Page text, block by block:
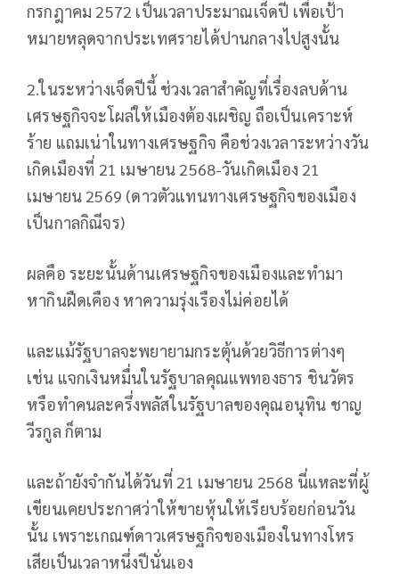
กรกฎาคม 2572 เป็นเวลาประมาณเจ็ดปี เพื่อเป้า
หมายหลุดจากประเทศรายได้ปานกลางไปสูงนั้น
2.ในระหว่างเจ็ดปีนี้ ช่วงเวลาสำคัญที่เรื่องลบด้าน
เศรษฐกิจจะโผล่ให้เมืองต้องเผชิญ ถือเป็นเคราะห์
ร้าย แถมเน่าในทางเศรษฐกิจ คือช่วงเวลาระหว่างวัน
เกิดเมืองที่ 21 เมษายน 2568-วันเกิดเมือง 21
เมษายน 2569 (ดาวตัวแทนทางเศรษฐกิจของเมือง
เป็นกาลกิณีจร)
ผลคือ ระยะนั้นด้านเศรษฐกิจของเมืองและทำมา
หากินฝืดเคือง หาความรุ่งเรืองไม่ค่อยได้
และแม้รัฐบาลจะพยายามกระตุ้นด้วยวิธีการต่างๆ
เช่น แจกเงินหมื่นในรัฐบาลคุณแพทองธาร ชินวัตร
หรือทำคนละครึ่งพลัสในรัฐบาลของคุณอนุทิน ชาญ
วีรกูล ก็ตาม
และถ้ายังจำกันได้วันที่ 21 เมษายน 2568 นี่แหละที่ผู้
เขียนเคยประกาศว่าให้ขายหุ้นให้เรียบร้อยก่อนวัน
นั้น เพราะเกณฑ์ดาวเศรษฐกิจของเมืองในทางโหร
เสียเป็นเวลาหนึ่งปีนั่นเอง